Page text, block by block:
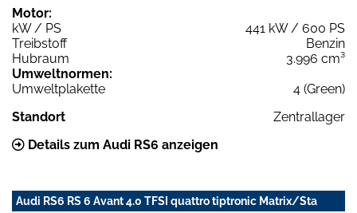
Motor:
kW / PS
441 kW / 600 PS
Treibstoff
Benzin
Hubraum
3.996 cm³
Umweltnormen:
Umweltplakette
4 (Green)
Standort
Zentrallager
Details zum Audi RS6 anzeigen
Audi RS6 RS 6 Avant 4.0 TFSI quattro tiptronic Matrix/Sta